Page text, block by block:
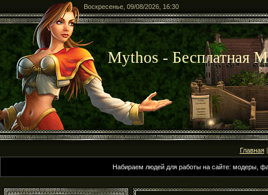
Воскресенье, 09/08/2026, 16:30
Mythos - Бесплатная
Главная
Набираем людей для работы на сайте: модеры,